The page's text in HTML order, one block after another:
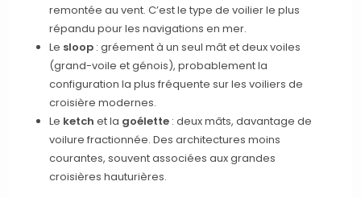
remontée au vent. C’est le type de voilier le plus
répandu pour les navigations en mer.
Le sloop : gréement à un seul mât et deux voiles
(grand-voile et génois), probablement la
configuration la plus fréquente sur les voiliers de
croisière modernes.
Le ketch et la goélette : deux mâts, davantage de
voilure fractionnée. Des architectures moins
courantes, souvent associées aux grandes
croisières hauturières.